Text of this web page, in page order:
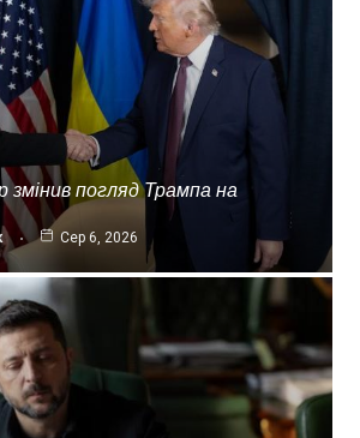
змінив погляд Трампа на
Сер 6, 2026